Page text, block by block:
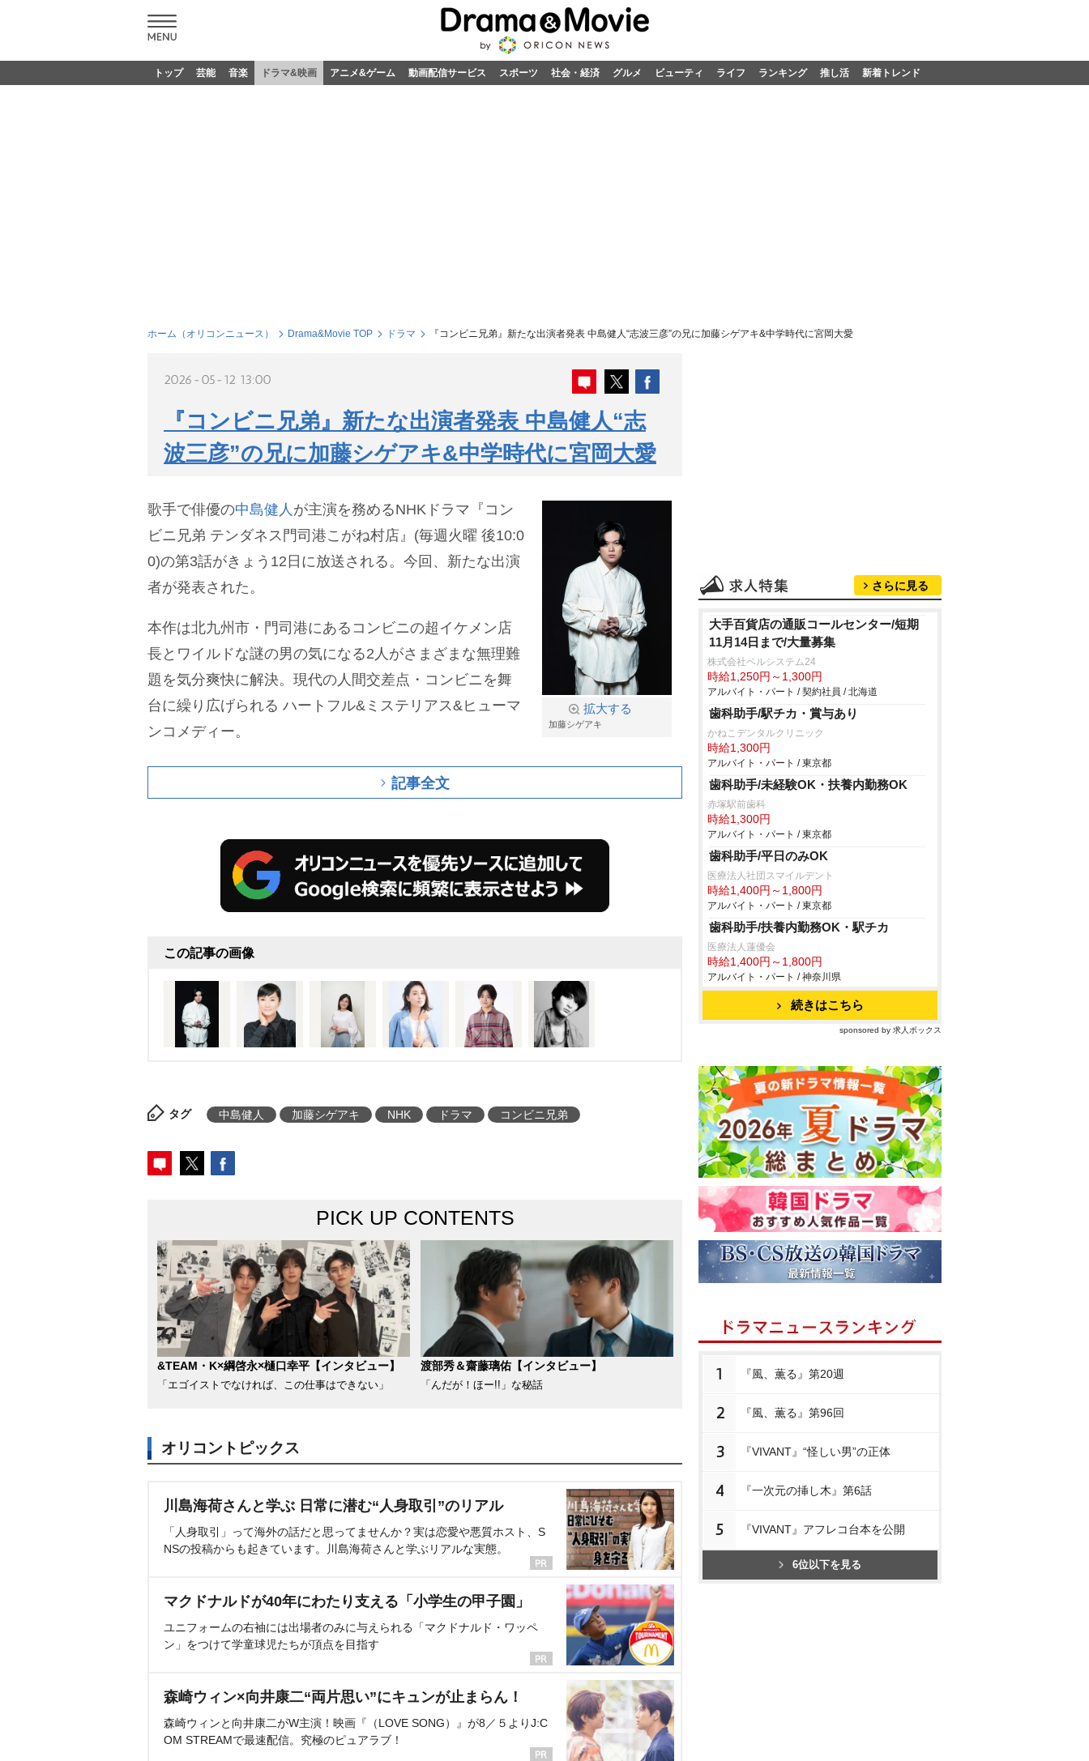
トップ 芸能 音楽 ドラマ&映画 アニメ&ゲーム 動画配信サービス スポーツ 社会・経済 グルメ ビューティ ライフ ランキング 推し活 新着トレンド
ホーム（オリコンニュース） Drama&Movie TOP ドラマ 『コンビニ兄弟』新たな出演者発表 中島健人“志波三彦”の兄に加藤シゲアキ&中学時代に宮岡大愛
2026-05-12 13:00
『コンビニ兄弟』新たな出演者発表 中島健人“志
波三彦”の兄に加藤シゲアキ&中学時代に宮岡大愛
拡大する
加藤シゲアキ
歌手で俳優の中島健人 が主演を務めるNHKドラマ『コン
ビニ兄弟 テンダネス門司港こがね村店』(毎週火曜 後10:0
0)の第3話がきょう12日に放送される。今回、新たな出演
者が発表された。
本作は北九州市・門司港にあるコンビニの超イケメン店
長とワイルドな謎の男の気になる2人がさまざまな無理難
題を気分爽快に解決。現代の人間交差点・コンビニを舞
台に繰り広げられる ハートフル&ミステリアス&ヒューマ
ンコメディー。
記事全文
この記事の画像
タグ 中島健人 加藤シゲアキ NHK ドラマ コンビニ兄弟
PICK UP CONTENTS
&TEAM・K×綱啓永×樋口幸平【インタビュー】
「エゴイストでなければ、この仕事はできない」
渡部秀＆齋藤璃佑【インタビュー】
「んだが！ほー!!」な秘話
オリコントピックス
川島海荷さんと学ぶ 日常に潜む“人身取引”のリアル
「人身取引」って海外の話だと思ってませんか？実は恋愛や悪質ホスト、S
NSの投稿からも起きています。川島海荷さんと学ぶリアルな実態。
マクドナルドが40年にわたり支える「小学生の甲子園」
ユニフォームの右袖には出場者のみに与えられる「マクドナルド・ワッペ
ン」をつけて学童球児たちが頂点を目指す
森崎ウィン×向井康二“両片思い”にキュンが止まらん！
森崎ウィンと向井康二がW主演！映画『（LOVE SONG）』が8／５よりJ:C
OM STREAMで最速配信。究極のピュアラブ！
さらに見る
大手百貨店の通販コールセンター/短期
11月14日まで/大量募集
株式会社ベルシステム24
時給1,250円～1,300円
アルバイト・パート / 契約社員 / 北海道
歯科助手/駅チカ・賞与あり
かねこデンタルクリニック
時給1,300円
アルバイト・パート / 東京都
歯科助手/未経験OK・扶養内勤務OK
赤塚駅前歯科
時給1,300円
アルバイト・パート / 東京都
歯科助手/平日のみOK
医療法人社団スマイルデント
時給1,400円～1,800円
アルバイト・パート / 東京都
歯科助手/扶養内勤務OK・駅チカ
医療法人蓮優会
時給1,400円～1,800円
アルバイト・パート / 神奈川県
続きはこちら
sponsored by 求人ボックス
1 『風、薫る』第20週
2 『風、薫る』第96回
3 『VIVANT』“怪しい男”の正体
4 『一次元の挿し木』第6話
5 『VIVANT』アフレコ台本を公開
6位以下を見る